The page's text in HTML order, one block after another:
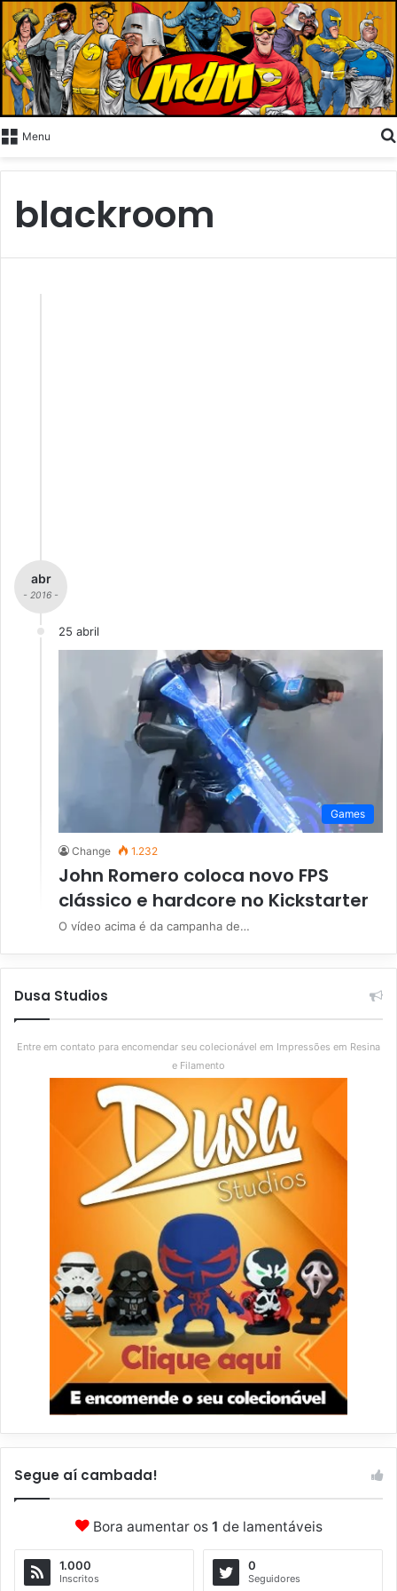
Menu
blackroom
abr
- 2016 -
25 abril
Games
Change 1.232
John Romero coloca novo FPS
clássico e hardcore no Kickstarter
O vídeo acima é da campanha de…
Dusa Studios
Entre em contato para encomendar seu colecionável em Impressões em Resina
e Filamento
Segue aí cambada!
Bora aumentar os 1 de lamentáveis
1.000
Inscritos
0
Seguidores